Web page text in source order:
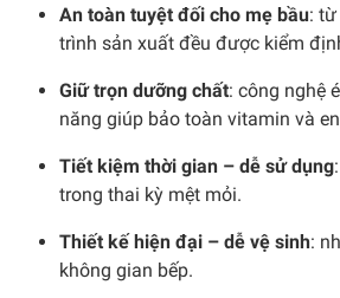
An toàn tuyệt đối cho mẹ bầu:
trình sản xuất đều được kiểm
Giữ trọn dưỡng chất: công nghệ
năng giúp bảo toàn vitamin và
Tiết kiệm thời gian – dễ sử dụng
trong thai kỳ mệt mỏi.
Thiết kế hiện đại – dễ vệ sinh:
không gian bếp.